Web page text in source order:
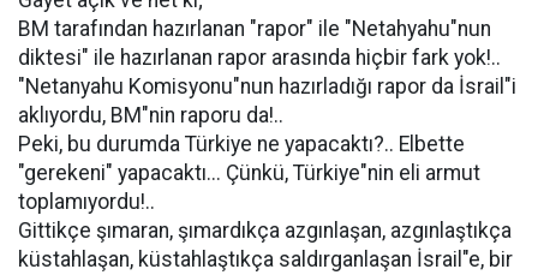
BM tarafından hazırlanan "rapor" ile "Netahyahu"nun
diktesi" ile hazırlanan rapor arasında hiçbir fark yok!..
"Netanyahu Komisyonu"nun hazırladığı rapor da İsrail"i
aklıyordu, BM"nin raporu da!..
Peki, bu durumda Türkiye ne yapacaktı?.. Elbette
"gerekeni" yapacaktı... Çünkü, Türkiye"nin eli armut
toplamıyordu!..
Gittikçe şımaran, şımardıkça azgınlaşan, azgınlaştıkça
küstahlaşan, küstahlaştıkça saldırganlaşan İsrail"e, bir